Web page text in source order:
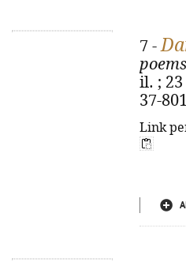
7 -
il. ; 23
37-
Link